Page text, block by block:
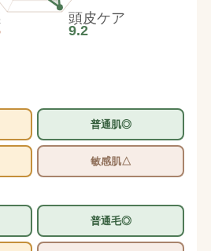
頭皮ケア
9.2
普通肌◎
敏感肌△
普通毛◎